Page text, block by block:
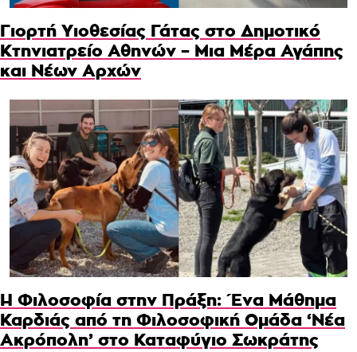
Γιορτή Υιοθεσίας Γάτας στο Δημοτικό
Κτηνιατρείο Αθηνών – Μια Μέρα Αγάπης
και Νέων Αρχών
Η Φιλοσοφία στην Πράξη: Ένα Μάθημα
Καρδιάς από τη Φιλοσοφική Ομάδα ‘Νέα
Ακρόπολη’ στο Καταφύγιο Σωκράτης